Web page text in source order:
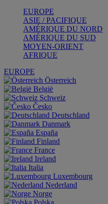
EUROPE
ASIE / PACIFIQUE
AMÉRIQUE DU NORD
AMÉRIQUE DU SUD
MOYEN-ORIENT
AFRIQUE
EUROPE
Österreich
België
Schweiz
Česko
Deutschland
Danmark
España
Finland
France
Ireland
Italia
Luxembourg
Nederland
Norge
Polska